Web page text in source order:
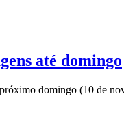
até domingo
domingo (10 de